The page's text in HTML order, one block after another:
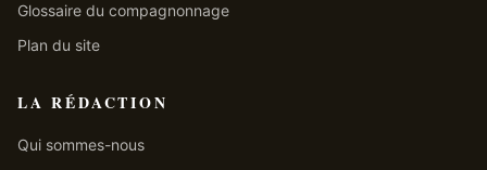
Glossaire du compagnonnage
Plan du site
LA RÉDACTION
Qui sommes-nous